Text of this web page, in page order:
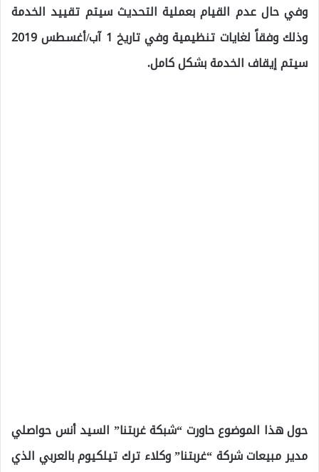
وفي حال عدم القيام بعملية التحديث سيتم تقييد الخدمة
وذلك وفقاً لغايات تنظيمية وفي تاريخ 1 آب/أغسطس 2019
سيتم إيقاف الخدمة بشكل كامل.
حول هذا الموضوع حاورت “شبكة غربتنا” السيد أنس حواصلي
مدير مبيعات شركة “غربتنا” وكلاء ترك تيلكيوم بالعربي الذي